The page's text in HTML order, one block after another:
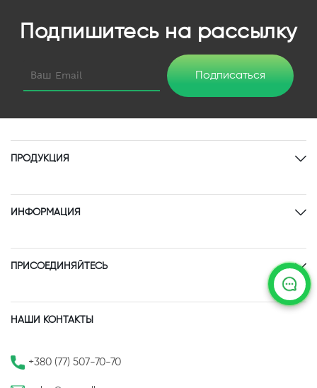
Подпишитесь на рассылку
Подписаться
ПРОДУКЦИЯ
ИНФОРМАЦИЯ
ПРИСОЕДИНЯЙТЕСЬ
НАШИ КОНТАКТЫ
+380 (77) 507-70-70